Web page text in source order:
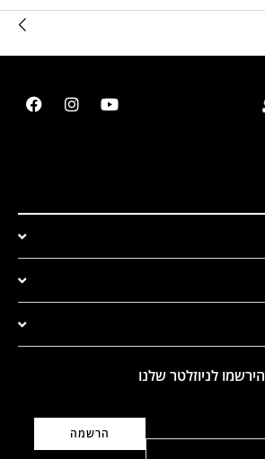
הירשמו לניוזלטר שלנו